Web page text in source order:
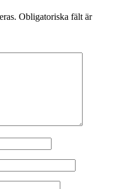
Obligatoriska fält är